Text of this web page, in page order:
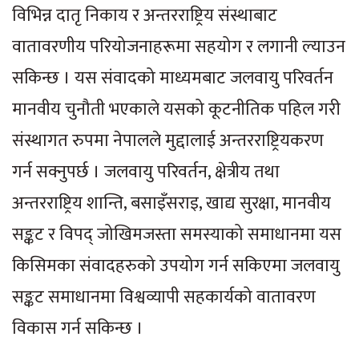
विभिन्न दातृ निकाय र अन्तरराष्ट्रिय संस्थाबाट
वातावरणीय परियोजनाहरूमा सहयोग र लगानी ल्याउन
सकिन्छ । यस संवादको माध्यमबाट जलवायु परिवर्तन
मानवीय चुनौती भएकाले यसको कूटनीतिक पहिल गरी
संस्थागत रुपमा नेपालले मुद्दालाई अन्तरराष्ट्रियकरण
गर्न सक्नुपर्छ । जलवायु परिवर्तन, क्षेत्रीय तथा
अन्तरराष्ट्रिय शान्ति, बसाइँसराइ, खाद्य सुरक्षा, मानवीय
सङ्कट र विपद् जोखिमजस्ता समस्याको समाधानमा यस
किसिमका संवादहरुको उपयोग गर्न सकिएमा जलवायु
सङ्कट समाधानमा विश्वव्यापी सहकार्यको वातावरण
विकास गर्न सकिन्छ ।